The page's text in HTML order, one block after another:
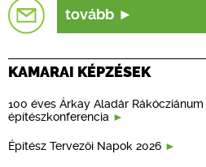
tovább
KAMARAI KÉPZÉSEK
100 éves Árkay Aladár
építészkonferencia
Építész Tervezői Napok 2026